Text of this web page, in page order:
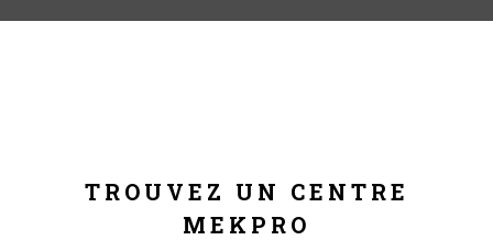
TROUVEZ UN CENTRE
MEKPRO